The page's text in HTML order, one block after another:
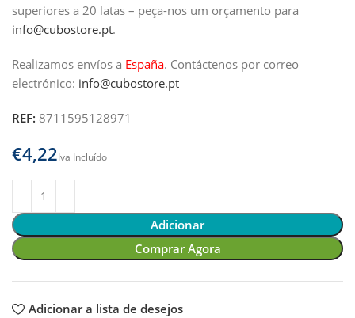
superiores a 20 latas – peça-nos um orçamento para
info@cubostore.pt.
Realizamos envíos a España. Contáctenos por correo
electrónico: info@cubostore.pt
REF:8711595128971
€
Adicionar
Comprar Agora
Adicionar a lista de desejos